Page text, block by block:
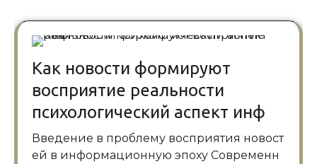
Как новости формируют
восприятие реальности
психологический аспект инф
Введение в проблему восприятия новост
ей в информационную эпоху Современн